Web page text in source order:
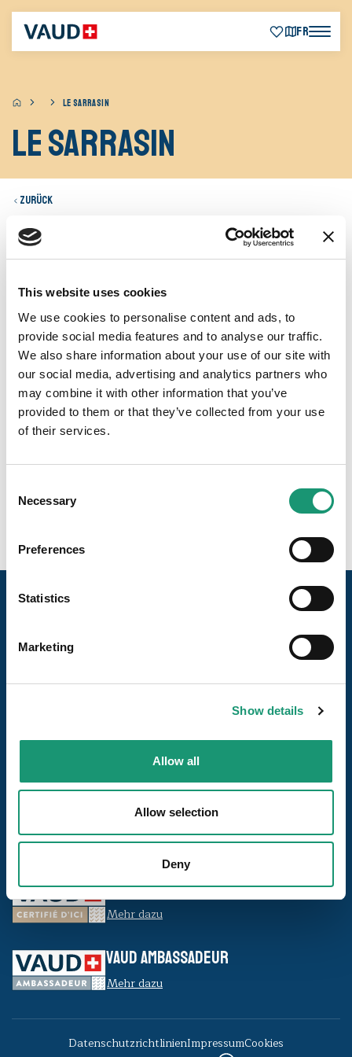
This website uses cookies
We use cookies to personalise content and ads, to
provide social media features and to analyse our traffic.
We also share information about your use of our site with
our social media, advertising and analytics partners who
may combine it with other information that you’ve
provided to them or that they’ve collected from your use
of their services.
Selection
Necessary
Preferences
Statistics
Marketing
Show details
Allow all
Allow selection
Deny
FR
LE SARRASIN
Le Sarrasin
Zurück
produits du terroir, d'articles de fabrication artisanale. de
d'ouverture : du mardi au vendredi de 9h00 à 12h00 et de
16h00 à 18h30 et le samedi de 8h00 à 12h00
Kontaktinformationen
Grand'Rue 9
1522 Lucens
la.sarrasine@bluewin.ch
Uns folgen
VAUD CERTIFIÉ D’ICI
Mehr dazu
VAUD AMBASSADEUR
Mehr dazu
DatenschutzrichtlinienImpressumCookies